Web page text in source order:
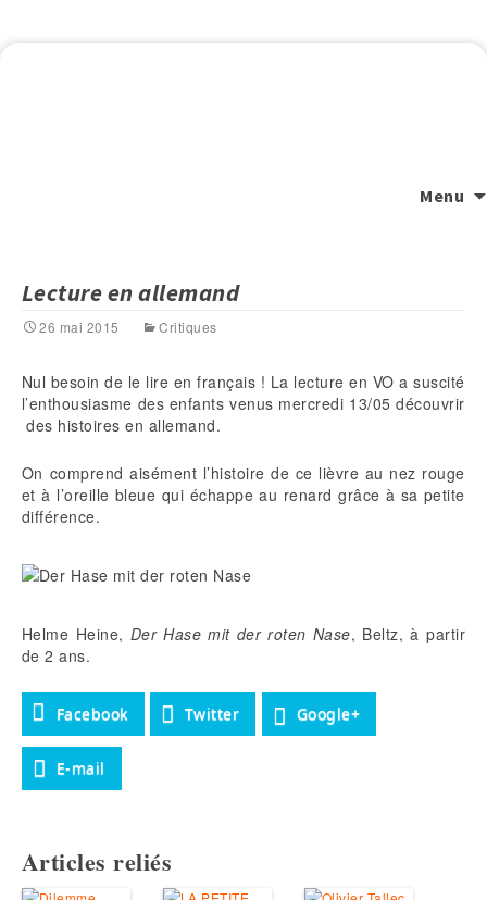
Menu
Lecture en allemand
26 mai 2015 Critiques
Nul besoin de le lire en français ! La lecture en VO a suscité
l’enthousiasme des enfants venus mercredi 13/05 découvrir
des histoires en allemand.
On comprend aisément l’histoire de ce lièvre au nez rouge
et à l’oreille bleue qui échappe au renard grâce à sa petite
différence.
Helme Heine, Der Hase mit der roten Nase, Beltz, à partir
de 2 ans.
Facebook Twitter Google+
E-mail
Articles reliés